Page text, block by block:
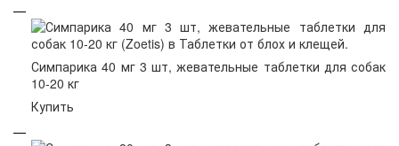
Симпарика 40 мг 3 шт, жевательные таблетки для собак
10-20 кг
Купить